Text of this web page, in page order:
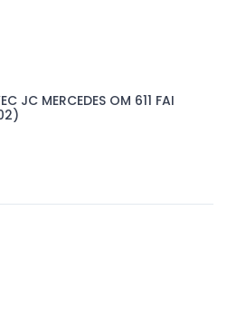
JC MERCEDES OM 611 FAI